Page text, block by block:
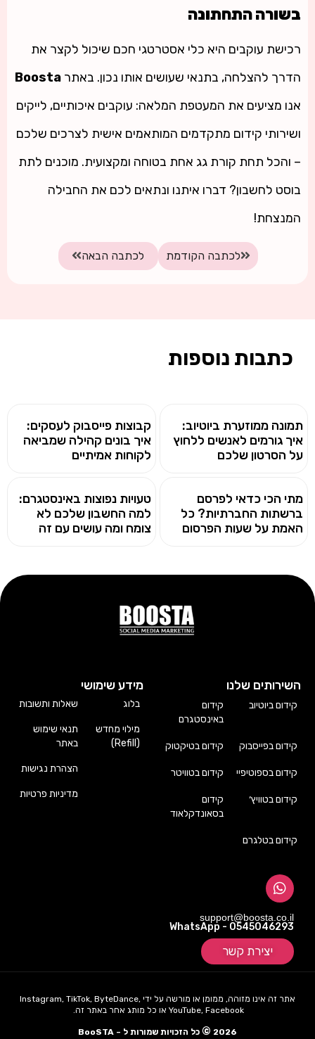
בשורה התחתונה
רכישת עוקבים היא כלי אסטרטגי חכם שיכול לקצר את
הדרך להצלחה, בתנאי שעושים אותו נכון. באתר Boosta
אנו מציעים את המעטפת המלאה: עוקבים איכותיים, לייקים
ושירותי קידום מתקדמים המותאמים אישית לצרכים שלכם
– והכל תחת קורת גג אחת בטוחה ומקצועית. מוכנים לתת
בוסט לחשבון? דברו איתנו ונתאים לכם את החבילה
המנצחת!
לכתבה הקודמת לכתבה הבאה
כתבות נוספות
תמונה ממוזערת ביוטיוב:
איך גורמים לאנשים ללחוץ
על הסרטון שלכם
קבוצות פייסבוק לעסקים:
איך בונים קהילה שמביאה
לקוחות אמיתיים
מתי הכי כדאי לפרסם
ברשתות החברתיות? כל
האמת על שעות הפרסום
טעויות נפוצות באינסטגרם:
למה החשבון שלכם לא
צומח ומה עושים עם זה
השירותים שלנו
קידום ביוטיוב
קידום
באינסטגרם
קידום בפייסבוק קידום בטיקטוק
קידום בספוטיפיי קידום בטוויטר
קידום בטוויץ׳
קידום
בסאונדקלאוד
קידום בטלגרם
מידע שימושי
בלוג
מילוי מחדש
(Refill)
שאלות ותשובות
תנאי שימוש
באתר
הצהרת נגישות
מדיניות פרטיות
support@boosta.co.il
WhatsApp - 0545046293
יצירת קשר
אתר זה אינו מזוהה, ממומן או מורשה על ידי Instagram, TikTok, ByteDance,
YouTube, Facebook או כל מותג אחר באתר זה.
2026
© כל הזכויות שמורות ל – BooSTA